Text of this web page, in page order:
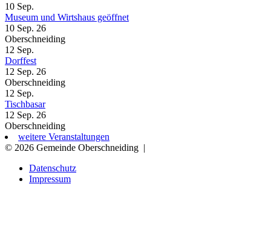
10 Sep.
Museum und Wirtshaus geöffnet
10 Sep. 26
Oberschneiding
12 Sep.
Dorffest
12 Sep. 26
Oberschneiding
12 Sep.
Tischbasar
12 Sep. 26
Oberschneiding
weitere Veranstaltungen
© 2026 Gemeinde Oberschneiding |
Datenschutz
Impressum